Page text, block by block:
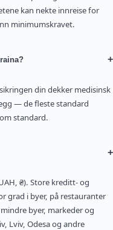
kan nekte innreise for
minimumskravet.
+
din dekker medisinsk
— de fleste standard
standard.
+
₴). Store kreditt- og
grad i byer, på restauranter
byer, markeder og
Lviv, Odesa og andre